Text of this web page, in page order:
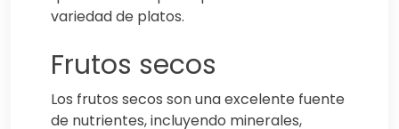
variedad de platos.
Frutos secos
Los frutos secos son una excelente fuente
de nutrientes, incluyendo minerales,